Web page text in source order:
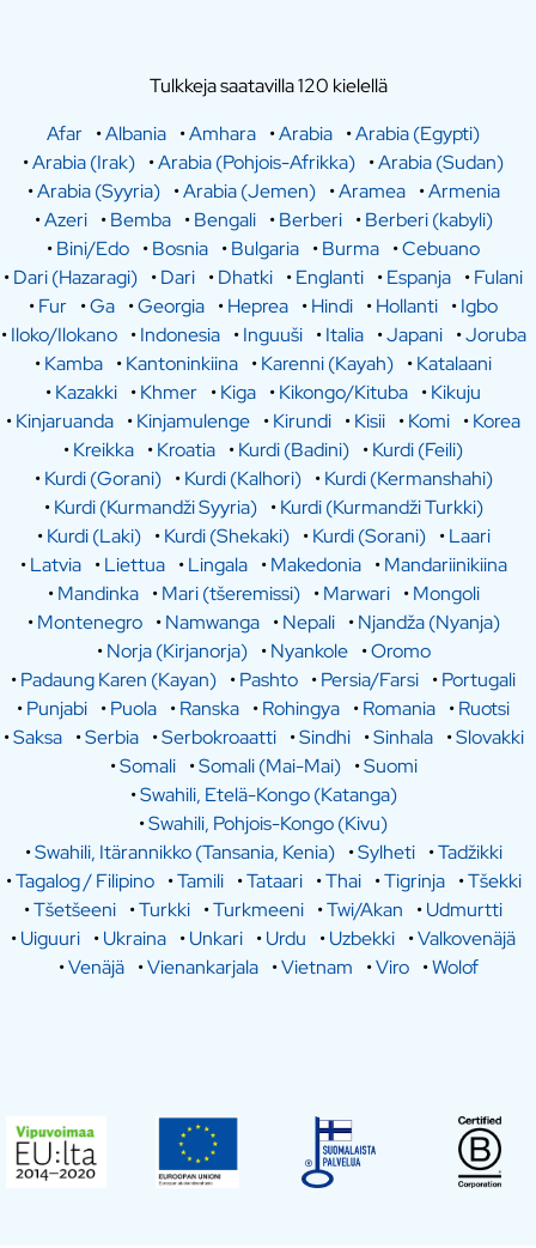
Tulkkeja saatavilla 120 kielellä
Afar •Albania •Amhara •Arabia •Arabia (Egypti)
•Arabia (Irak) •Arabia (Pohjois-Afrikka) •Arabia (Sudan)
•Arabia (Syyria) •Arabia (Jemen) •Aramea •Armenia
•Azeri •Bemba •Bengali •Berberi •Berberi (kabyli)
•Bini/Edo •Bosnia •Bulgaria •Burma •Cebuano
•Dari (Hazaragi) •Dari •Dhatki •Englanti •Espanja •Fulani
•Fur •Ga •Georgia •Heprea •Hindi •Hollanti •Igbo
•Iloko/Ilokano •Indonesia •Inguuši •Italia •Japani •Joruba
•Kamba •Kantoninkiina •Karenni (Kayah) •Katalaani
•Kazakki •Khmer •Kiga •Kikongo/Kituba •Kikuju
•Kinjaruanda •Kinjamulenge •Kirundi •Kisii •Komi •Korea
•Kreikka •Kroatia •Kurdi (Badini) •Kurdi (Feili)
•Kurdi (Gorani) •Kurdi (Kalhori) •Kurdi (Kermanshahi)
•Kurdi (Kurmandži Syyria) •Kurdi (Kurmandži Turkki)
•Kurdi (Laki) •Kurdi (Shekaki) •Kurdi (Sorani) •Laari
•Latvia •Liettua •Lingala •Makedonia •Mandariinikiina
•Mandinka •Mari (tšeremissi) •Marwari •Mongoli
•Montenegro •Namwanga •Nepali •Njandža (Nyanja)
•Norja (Kirjanorja) •Nyankole •Oromo
•Padaung Karen (Kayan) •Pashto •Persia/Farsi •Portugali
•Punjabi •Puola •Ranska •Rohingya •Romania •Ruotsi
•Saksa •Serbia •Serbokroaatti •Sindhi •Sinhala •Slovakki
•Somali •Somali (Mai-Mai) •Suomi
•Swahili, Etelä-Kongo (Katanga)
•Swahili, Pohjois-Kongo (Kivu)
•Swahili, Itärannikko (Tansania, Kenia) •Sylheti •Tadžikki
•Tagalog / Filipino •Tamili •Tataari •Thai •Tigrinja •Tšekki
•Tšetšeeni •Turkki •Turkmeeni •Twi/Akan •Udmurtti
•Uiguuri •Ukraina •Unkari •Urdu •Uzbekki •Valkovenäjä
•Venäjä •Vienankarjala •Vietnam •Viro •Wolof